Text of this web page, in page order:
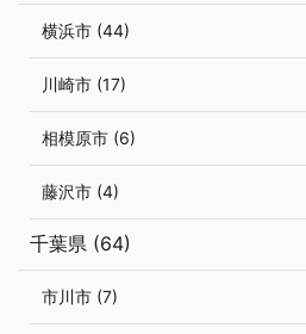
横浜市 (44)
川崎市 (17)
相模原市 (6)
藤沢市 (4)
千葉県 (64)
市川市 (7)